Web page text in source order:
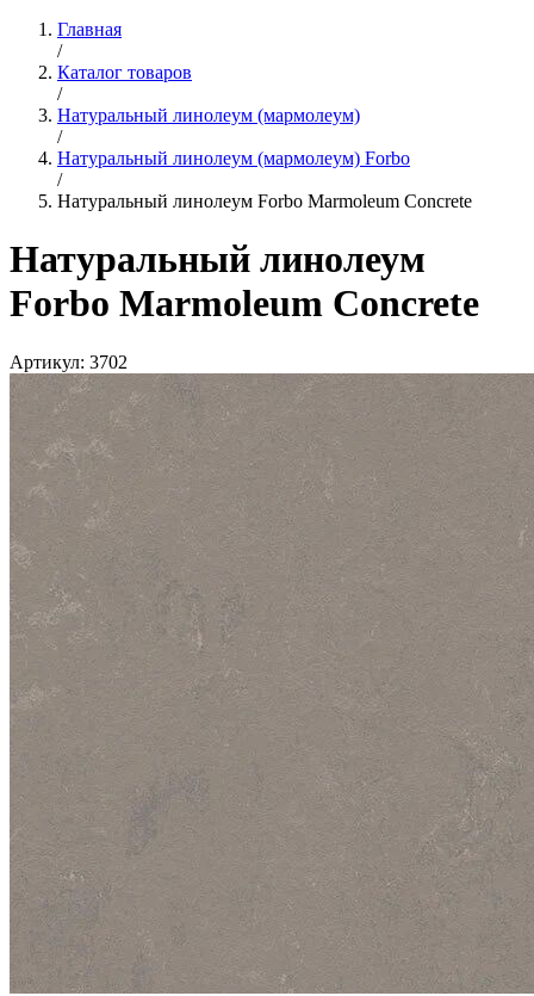
Главная
/
Каталог товаров
/
Натуральный линолеум (мармолеум)
/
Натуральный линолеум (мармолеум) Forbo
/
Натуральный линолеум Forbo Marmoleum Concrete
Натуральный линолеум
Forbo Marmoleum Concrete
Артикул: 3702